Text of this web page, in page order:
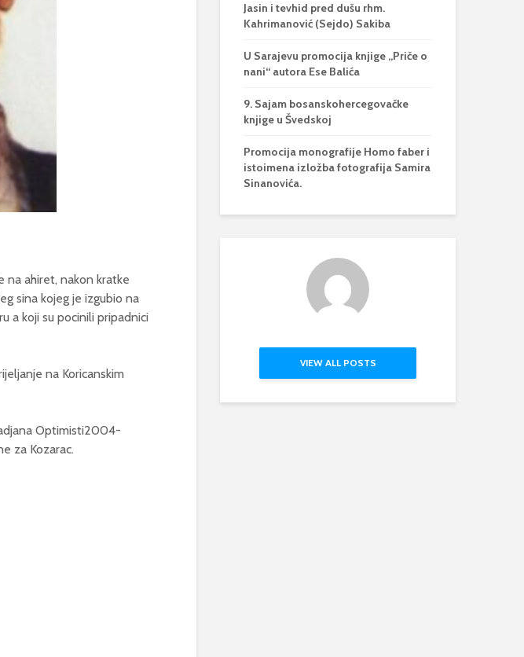
na ahiret, nakon kratke
sina kojeg je izgubio na
a koji su pocinili pripadnici
na Koricanskim
Optimisti2004-
za Kozarac.
Jasin i tevhid pred dušu rhm.
Kahrimanović (Sejdo) Sakiba
U Sarajevu promocija knjige „Priče o
nani“ autora Ese Balića
9. Sajam bosanskohercegovačke
knjige u Švedskoj
Promocija monografije Homo faber i
istoimena izložba fotografija Samira
Sinanovića.
VIEW ALL POSTS